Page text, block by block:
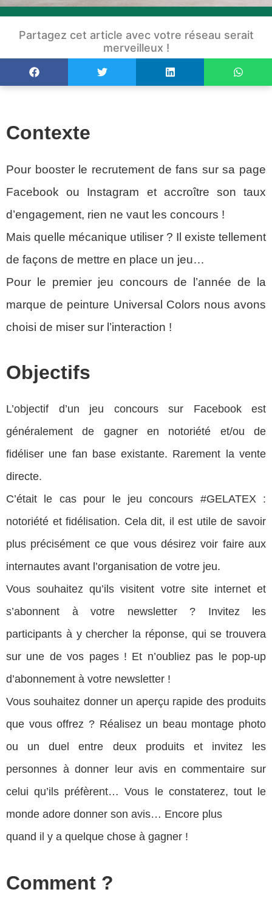
Partagez cet article avec votre réseau serait
merveilleux !
Contexte
Pour booster le recrutement de fans sur sa page
Facebook ou Instagram et accroître son taux
d’engagement, rien ne vaut les concours !
Mais quelle mécanique utiliser ? Il existe tellement
de façons de mettre en place un jeu…
Pour le premier jeu concours de l’année de la
marque de peinture Universal Colors nous avons
choisi de miser sur l’interaction !
Objectifs
L’objectif d’un jeu concours sur Facebook est
généralement de gagner en notoriété et/ou de
fidéliser une fan base existante. Rarement la vente
directe.
C’était le cas pour le jeu concours #GELATEX :
notoriété et fidélisation. Cela dit, il est utile de savoir
plus précisément ce que vous désirez voir faire aux
internautes avant l’organisation de votre jeu.
Vous souhaitez qu’ils visitent votre site internet et
s’abonnent à votre newsletter ? Invitez les
participants à y chercher la réponse, qui se trouvera
sur une de vos pages ! Et n’oubliez pas le pop-up
d’abonnement à votre newsletter !
Vous souhaitez donner un aperçu rapide des produits
que vous offrez ? Réalisez un beau montage photo
ou un duel entre deux produits et invitez les
personnes à donner leur avis en commentaire sur
celui qu’ils préfèrent… Vous le constaterez, tout le
monde adore donner son avis… Encore plus
quand il y a quelque chose à gagner !
Comment ?